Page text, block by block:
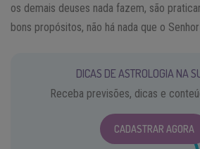
os demais deuses nada fazem, são
bons propósitos, não há nada que o
DICAS DE ASTROLOGIA NA
Receba previsões, dicas e
CADASTRAR AGORA